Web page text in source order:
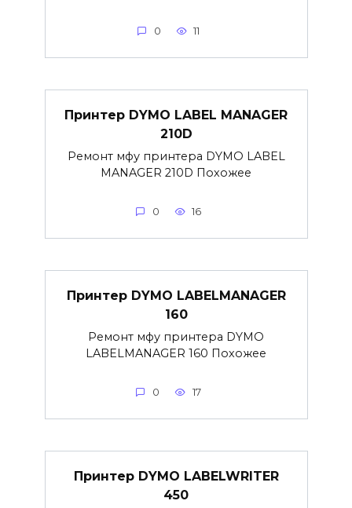
0 11
Принтер DYMO LABEL MANAGER
210D
Ремонт мфу принтера DYMO LABEL
MANAGER 210D Похожее
0 16
Принтер DYMO LABELMANAGER
160
Ремонт мфу принтера DYMO
LABELMANAGER 160 Похожее
0 17
Принтер DYMO LABELWRITER
450